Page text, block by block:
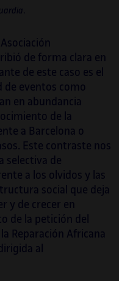
de forma clara en
de este caso es el
de eventos como
en abundancia
de la
a Barcelona o
Este contraste nos
selectiva de
a los olvidos y las
social que deja
y de crecer en
de la petición del
Reparación Africana
al